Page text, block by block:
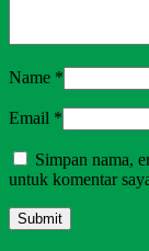
Name *
Email *
Simpan nama,
untuk komentar